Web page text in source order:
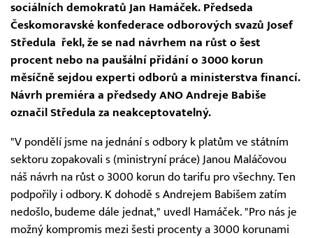
sociálních demokratů Jan Hamáček. Předseda
Českomoravské konfederace odborových svazů Josef
Středula řekl, že se nad návrhem na růst o šest
procent nebo na paušální přidání o 3000 korun
měsíčně sejdou experti odborů a ministerstva financí.
Návrh premiéra a předsedy ANO Andreje Babiše
označil Středula za neakceptovatelný.
"V pondělí jsme na jednání s odbory k platům ve státním
sektoru zopakovali s (ministryní práce) Janou Maláčovou
náš návrh na růst o 3000 korun do tarifu pro všechny. Ten
podpořily i odbory. K dohodě s Andrejem Babišem zatím
nedošlo, budeme dále jednat," uvedl Hamáček. "Pro nás je
možný kompromis mezi šesti procenty a 3000 korunami